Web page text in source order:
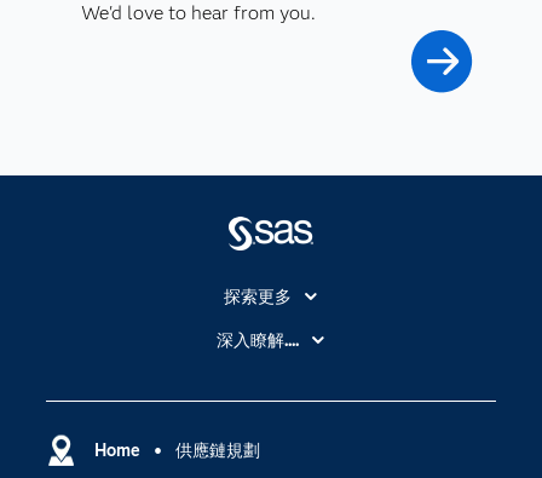
We'd love to hear from you.
Home 供應鏈規劃
探索更多
About SAS
SAS Viya
Why SAS？
深入瞭解....
數位轉型